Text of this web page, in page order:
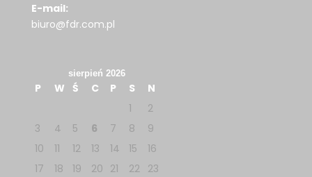
E-mail:
biuro@fdr.com.pl
sierpień 2026
P W Ś C P S
N
1
2
3
4 5 6 7 8
9
10
11 12 13 14 15
16
17
18 19 20 21 22
23